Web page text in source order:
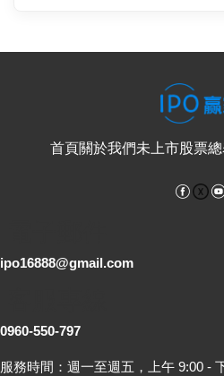
首頁關於我們未上市股票
ipo16888@gmail.com
0960-550-797
服務時間：週一至週五，上午 9:00 -